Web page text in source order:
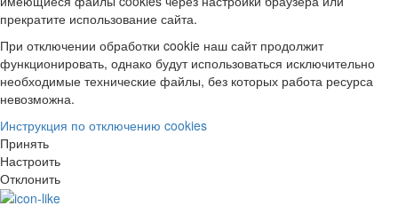
прекратите использование сайта.
При отключении обработки cookie наш сайт продолжит
функционировать, однако будут использоваться исключительно
необходимые технические файлы, без которых работа ресурса
невозможна.
Инструкция по отключению cookies
Принять
Настроить
Отклонить